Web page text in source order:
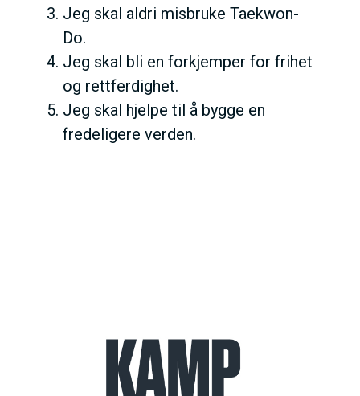
Jeg skal aldri misbruke Taekwon-
Do.
Jeg skal bli en forkjemper for frihet
og rettferdighet.
Jeg skal hjelpe til å bygge en
fredeligere verden.